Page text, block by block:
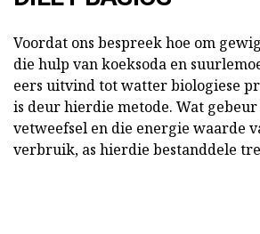
Voordat ons bespreek hoe om
die hulp van koeksoda en
eers uitvind tot watter biologiese
is deur hierdie metode. Wat
vetweefsel en die energie waarde
verbruik, as hierdie bestanddele